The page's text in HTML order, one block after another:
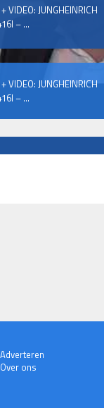
VIDEO: JUNGHEINRICH
– ...
VIDEO: JUNGHEINRICH
– ...
Adverteren
Over ons